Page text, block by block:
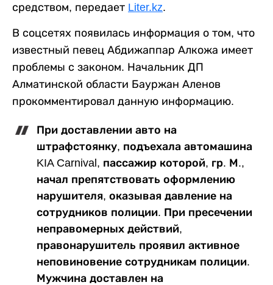
средством, передает Liter.kz.
В соцсетях появилась информация о том, что
известный певец Абдижаппар Алкожа имеет
проблемы с законом. Начальник ДП
Алматинской области Бауржан Аленов
прокомментировал данную информацию.
При доставлении авто на
штрафстоянку, подъехала автомашина
KIA Carnival, пассажир которой, гр. М.,
начал препятствовать оформлению
нарушителя, оказывая давление на
сотрудников полиции. При пресечении
неправомерных действий,
правонарушитель проявил активное
неповиновение сотрудникам полиции.
Мужчина доставлен на